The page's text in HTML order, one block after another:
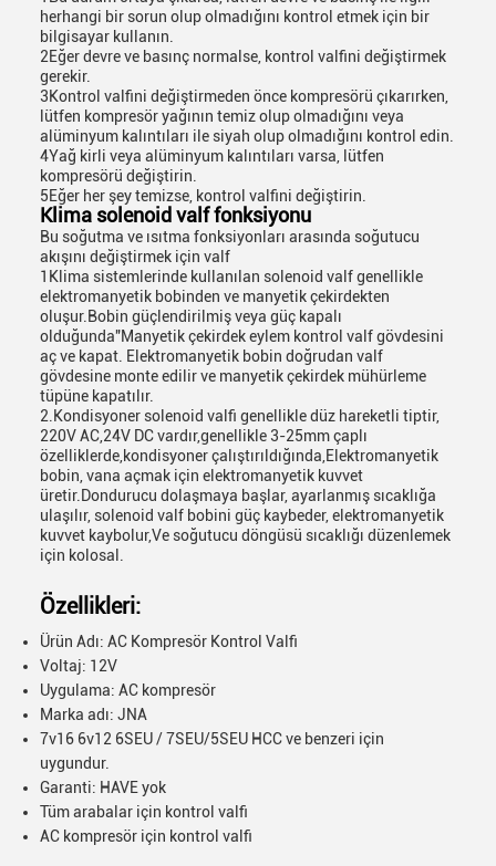
herhangi bir sorun olup olmadığını kontrol etmek için bir
bilgisayar kullanın.
2Eğer devre ve basınç normalse, kontrol valfini değiştirmek
gerekir.
3Kontrol valfini değiştirmeden önce kompresörü çıkarırken,
lütfen kompresör yağının temiz olup olmadığını veya
alüminyum kalıntıları ile siyah olup olmadığını kontrol edin.
4Yağ kirli veya alüminyum kalıntıları varsa, lütfen
kompresörü değiştirin.
5Eğer her şey temizse, kontrol valfini değiştirin.
Klima solenoid valf fonksiyonu
Bu soğutma ve ısıtma fonksiyonları arasında soğutucu
akışını değiştirmek için valf
1Klima sistemlerinde kullanılan solenoid valf genellikle
elektromanyetik bobinden ve manyetik çekirdekten
oluşur.Bobin güçlendirilmiş veya güç kapalı
olduğunda"Manyetik çekirdek eylem kontrol valf gövdesini
aç ve kapat. Elektromanyetik bobin doğrudan valf
gövdesine monte edilir ve manyetik çekirdek mühürleme
tüpüne kapatılır.
2.Kondisyoner solenoid valfi genellikle düz hareketli tiptir,
220V AC,24V DC vardır,genellikle 3-25mm çaplı
özelliklerde,kondisyoner çalıştırıldığında,Elektromanyetik
bobin, vana açmak için elektromanyetik kuvvet
üretir.Dondurucu dolaşmaya başlar, ayarlanmış sıcaklığa
ulaşılır, solenoid valf bobini güç kaybeder, elektromanyetik
kuvvet kaybolur,Ve soğutucu döngüsü sıcaklığı düzenlemek
için kolosal.
Özellikleri:
Ürün Adı: AC Kompresör Kontrol Valfi
Voltaj: 12V
Uygulama: AC kompresör
Marka adı: JNA
7v16 6v12 6SEU / 7SEU/5SEU HCC ve benzeri için
uygundur.
Garanti: HAVE yok
Tüm arabalar için kontrol valfi
AC kompresör için kontrol valfi